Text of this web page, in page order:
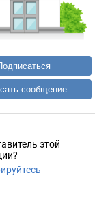
сообщение
этой